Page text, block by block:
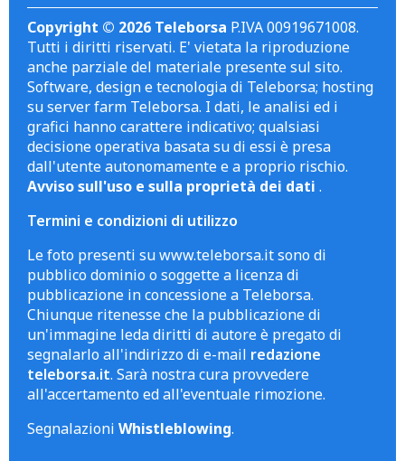
Copyright © 2026 Teleborsa P.IVA 00919671008.
Tutti i diritti riservati. E' vietata la riproduzione
anche parziale del materiale presente sul sito.
Software, design e tecnologia di Teleborsa; hosting
su server farm Teleborsa. I dati, le analisi ed i
grafici hanno carattere indicativo; qualsiasi
decisione operativa basata su di essi è presa
dall'utente autonomamente e a proprio rischio.
Avviso sull'uso e sulla proprietà dei dati .
Termini e condizioni di utilizzo
Le foto presenti su www.teleborsa.it sono di
pubblico dominio o soggette a licenza di
pubblicazione in concessione a Teleborsa.
Chiunque ritenesse che la pubblicazione di
un'immagine leda diritti di autore è pregato di
segnalarlo all'indirizzo di e-mail redazione
teleborsa.it. Sarà nostra cura provvedere
all'accertamento ed all'eventuale rimozione.
Segnalazioni Whistleblowing.